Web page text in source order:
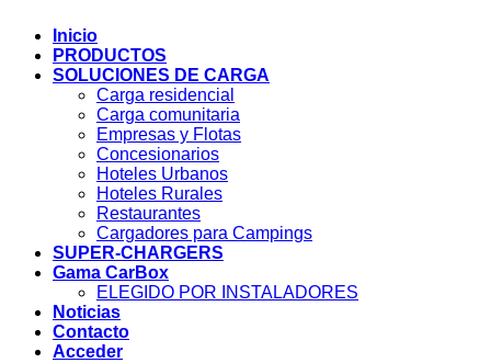
Inicio
PRODUCTOS
SOLUCIONES DE CARGA
Carga residencial
Carga comunitaria
Empresas y Flotas
Concesionarios
Hoteles Urbanos
Hoteles Rurales
Restaurantes
Cargadores para Campings
SUPER-CHARGERS
Gama CarBox
ELEGIDO POR INSTALADORES
Noticias
Contacto
Acceder